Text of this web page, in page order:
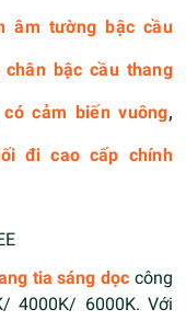
âm tường bậc cầu
bậc cầu thang
cảm biến vuông,
đi cao cấp chính
tia sáng dọc công
4000K/ 6000K. Với